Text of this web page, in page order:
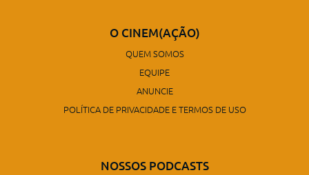
O CINEM(AÇÃO)
QUEM SOMOS
EQUIPE
ANUNCIE
POLÍTICA DE PRIVACIDADE E TERMOS DE USO
NOSSOS PODCASTS